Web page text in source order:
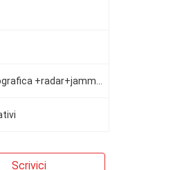
Scrivici